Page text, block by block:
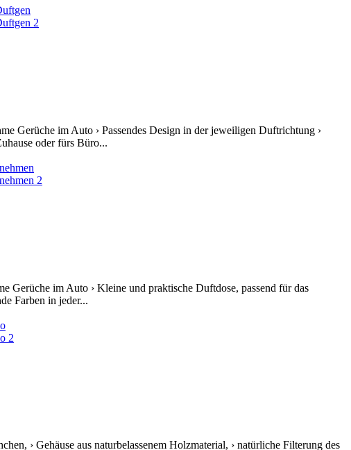
Gerüche im Auto › Passendes Design in der jeweiligen Duftrichtung ›
oder fürs Büro...
Gerüche im Auto › Kleine und praktische Duftdose, passend für das
Farben in jeder...
› Gehäuse aus naturbelassenem Holzmaterial, › natürliche Filterung des